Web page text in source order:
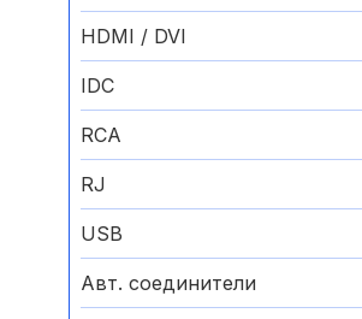
HDMI / DVI
IDC
RCA
RJ
USB
Авт. соединители